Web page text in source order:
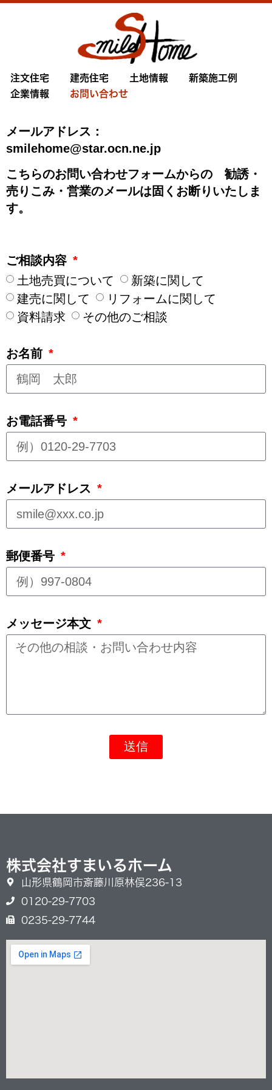
注文住宅 建売住宅 土地情報
新築施工例
企業情報
お問い合わせ
メールアドレス：
smilehome@star.ocn.ne.jp
こちらのお問い合わせフォームからの 勧誘・
売りこみ・営業のメールは固くお断りいたしま
す。
ご相談内容
土地売買について
新築に関して
建売に関して
リフォームに関して
資料請求
その他のご相談
お名前
お電話番号
メールアドレス
郵便番号
メッセージ本文
送信
株式会社すまいるホーム
山形県鶴岡市斎藤川原林俣236-13
0120-29-7703
0235-29-7744